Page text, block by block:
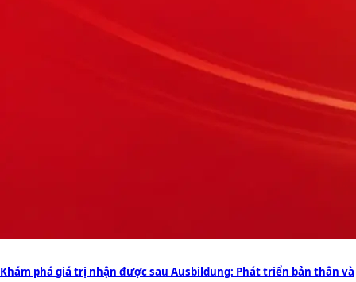
Khám phá giá trị nhận được sau Ausbildung: Phát triển bản thân và